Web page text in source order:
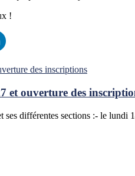
!
et ouverture des
différentes sections :- le lundi